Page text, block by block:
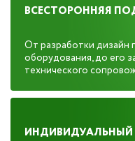
ВСЕСТОРОННЯЯ
От разработки дизайн
оборудования, до его
технического